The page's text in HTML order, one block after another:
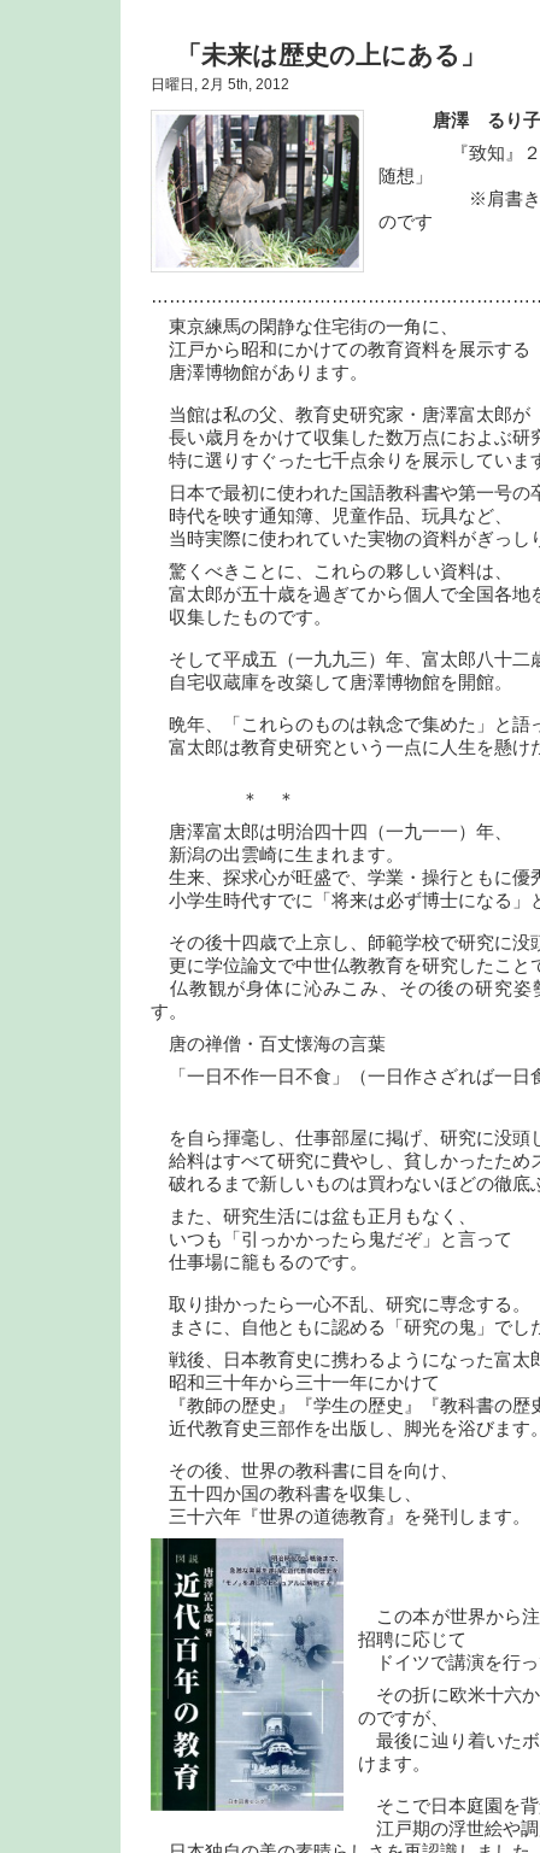
「未来は歴史の上にある」
日曜日, 2月 5th, 2012
唐澤 るり
『致知』２０
随想」
※肩書きは『
のです
東京練馬の閑静な住宅街の一角に、
江戸から昭和にかけての教育資料を展示する
唐澤博物館があります。
当館は私の父、教育史研究家・唐澤富太郎が
長い歳月をかけて収集した数万点におよぶ研
特に選りすぐった七千点余りを展示していま
日本で最初に使われた国語教科書や第一号の
時代を映す通知簿、児童作品、玩具など、
当時実際に使われていた実物の資料がぎっし
驚くべきことに、これらの夥しい資料は、
富太郎が五十歳を過ぎてから個人で全国各地
収集したものです。
そして平成五（一九九三）年、富太郎八十二
自宅収蔵庫を改築して唐澤博物館を開館。
晩年、「これらのものは執念で集めた」と語
富太郎は教育史研究という一点に人生を懸け
＊ ＊
唐澤富太郎は明治四十四（一九一一）年、
新潟の出雲崎に生まれます。
生来、探求心が旺盛で、学業・操行ともに優
小学生時代すでに「将来は必ず博士になる」
その後十四歳で上京し、師範学校で研究に没
更に学位論文で中世仏教教育を研究したこと
仏教観が身体に沁みこみ、その後の研究姿
す。
唐の禅僧・百丈懐海の言葉
「一日不作一日不食」（一日作さざれば一日
を自ら揮毫し、仕事部屋に掲げ、研究に没頭
給料はすべて研究に費やし、貧しかったため
破れるまで新しいものは買わないほどの徹底
また、研究生活には盆も正月もなく、
いつも「引っかかったら鬼だぞ」と言って
仕事場に籠もるのです。
取り掛かったら一心不乱、研究に専念する。
まさに、自他ともに認める「研究の鬼」でし
戦後、日本教育史に携わるようになった富太
昭和三十年から三十一年にかけて
『教師の歴史』『学生の歴史』『教科書の歴
近代教育史三部作を出版し、脚光を浴びます
その後、世界の教科書に目を向け、
五十四か国の教科書を収集し、
三十六年『世界の道徳教育』を発刊します。
この本が世界から
招聘に応じて
ドイツで講演を行
その折に欧米十六
のですが、
最後に辿り着いた
けます。
そこで日本庭園を
江戸期の浮世絵や